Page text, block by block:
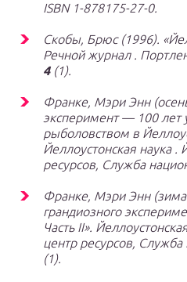
ISBN 1-878175-27-0.
Скобы, Брюс (1996).
Речной журнал.
4(1).
Франке, Мэри Энн
эксперимент — 100 лет
рыболовством в
Йеллоустонская наука.
ресурсов, Служба
Франке, Мэри Энн
грандиозного
Часть II».
центр ресурсов,
(1).